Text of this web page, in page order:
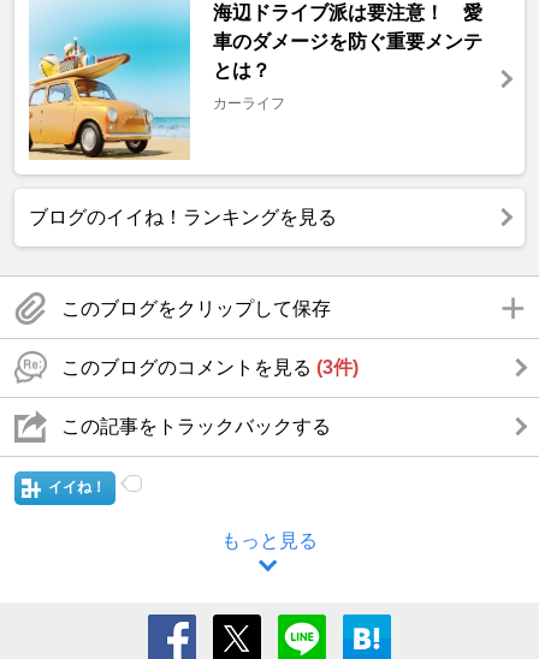
海辺ドライブ派は要注意！ 愛
車のダメージを防ぐ重要メンテ
とは？
カーライフ
ブログのイイね！ランキングを見る
このブログをクリップして保存
このブログのコメントを見る (3件)
この記事をトラックバックする
イイね！
もっと見る